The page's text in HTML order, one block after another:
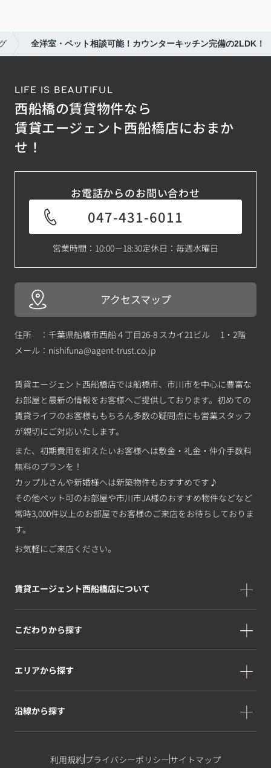
全洋室・ペット相談可能！カウンターキッチン完備の2LDK！
LIFE IS BEAUTIFUL
西船橋の賃貸物件なら
賃貸エージェント西船橋店におまか
せ！
お電話からのお問い合わせ
047-431-6011
営業時間：10:00－18:30定休日：毎週水曜日
アクセスマップ
住所 ：千葉県船橋市西船４丁目26-8 スカイ21ビル 1・2階
メール： nishifuna@agent-trust.co.jp
賃貸エージェント西船橋店では船橋市、市川市を中心に豊富な
お部屋と最新の情報をお客様へご提供しております。初めての
賃貸ライフのお客様ももちろん多数の疑問点にも営業スタッフ
が親切にご対応いたします。
また、初期費用を抑えたいお客様へは敷金・礼金・仲介手数料
無料のプランを！
カップルさんや新婚様へは新築物件もおすすめです♪
その他ペット可のお部屋や市川市JA様のおすすめ物件などなど
常時3,000件以上のお部屋でお客様のご来店をお待ちしておりま
す。
お気軽にご来店ください。
賃貸エージェント西船橋店について
こだわりから探す
エリアから探す
沿線から探す
利用規約プライバシーポリシーサイトマップ